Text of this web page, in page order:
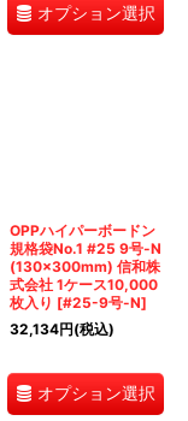
オプション選択
OPPハイパーボードン
規格袋No.1 #25 9号-N
(130×300mm) 信和株
式会社 1ケース10,000
枚入り [#25-9号-N]
32,134円(税込)
オプション選択